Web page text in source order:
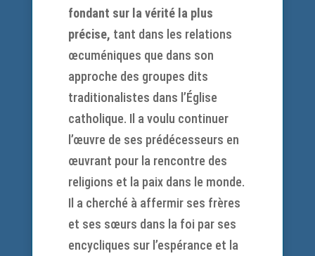
fondant sur la vérité la plus
précise, tant dans les relations
œcuméniques que dans son
approche des groupes dits
traditionalistes dans l’Église
catholique. Il a voulu continuer
l’œuvre de ses prédécesseurs en
œuvrant pour la rencontre des
religions et la paix dans le monde.
Il a cherché à affermir ses frères
et ses sœurs dans la foi par ses
encycliques sur l’espérance et la